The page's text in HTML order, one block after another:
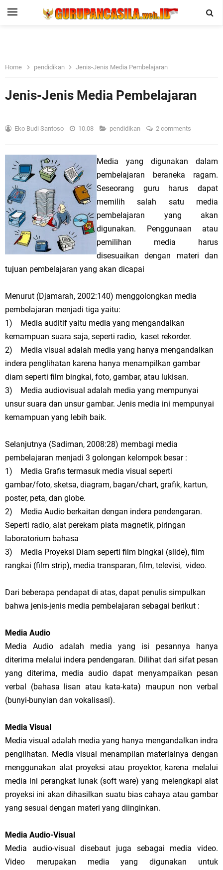
Home pendidikan Jenis-Jenis Media Pembelajaran
Jenis-Jenis Media Pembelajaran
Eko Budi Santoso 10.08 pendidikan 2 comments
Media yang digunakan dalam
pembelajaran beraneka ragam.
Seseorang guru harus dapat
memilih salah satu media
pembelajaran yang akan
digunakan. Penggunaan atau
pemilihan media harus
disesuaikan dengan materi dan
tujuan pembelajaran yang akan dicapai
Menurut (Djamarah, 2002:140) menggolongkan media
pembelajaran menjadi tiga yaitu:
1) Media auditif yaitu media yang mengandalkan
kemampuan suara saja, seperti radio, kaset rekorder.
2) Media visual adalah media yang hanya mengandalkan
indera penglihatan karena hanya menampilkan gambar
diam seperti film bingkai, foto, gambar, atau lukisan.
3) Media audiovisual adalah media yang mempunyai
unsur suara dan unsur gambar. Jenis media ini mempunyai
kemampuan yang lebih baik.
Selanjutnya (Sadiman, 2008:28) membagi media
pembelajaran menjadi 3 golongan kelompok besar :
1) Media Grafis termasuk media visual seperti
gambar/foto, sketsa, diagram, bagan/chart, grafik, kartun,
poster, peta, dan globe.
2) Media Audio berkaitan dengan indera pendengaran.
Seperti radio, alat perekam piata magnetik, piringan
laboratorium bahasa
3) Media Proyeksi Diam seperti film bingkai (slide), film
rangkai (film strip), media transparan, film, televisi, video.
Dari beberapa pendapat di atas, dapat penulis simpulkan
bahwa jenis-jenis media pembelajaran sebagai berikut :
Media Audio
Media Audio adalah media yang isi pesannya hanya
diterima melalui indera pendengaran. Dilihat dari sifat pesan
yang diterima, media audio dapat menyampaikan pesan
verbal (bahasa lisan atau kata-kata) maupun non verbal
(bunyi-bunyian dan vokalisasi).
Media Visual
Media visual adalah media yang hanya mengandalkan indra
penglihatan. Media visual menampilan materialnya dengan
menggunakan alat proyeksi atau proyektor, karena melalui
media ini perangkat lunak (soft ware) yang melengkapi alat
proyeksi ini akan dihasilkan suatu bias cahaya atau gambar
yang sesuai dengan materi yang diinginkan.
Media Audio-Visual
Media audio-visual disebaut juga sebagai media video.
Video merupakan media yang digunakan untuk